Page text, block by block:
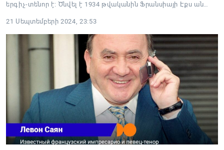
երգիչ-տենոր է։ Ծնվել է 1934 թվականին Ֆրանսիայի Էքս ան…
21 Սեպտեմբերի 2024, 23:53